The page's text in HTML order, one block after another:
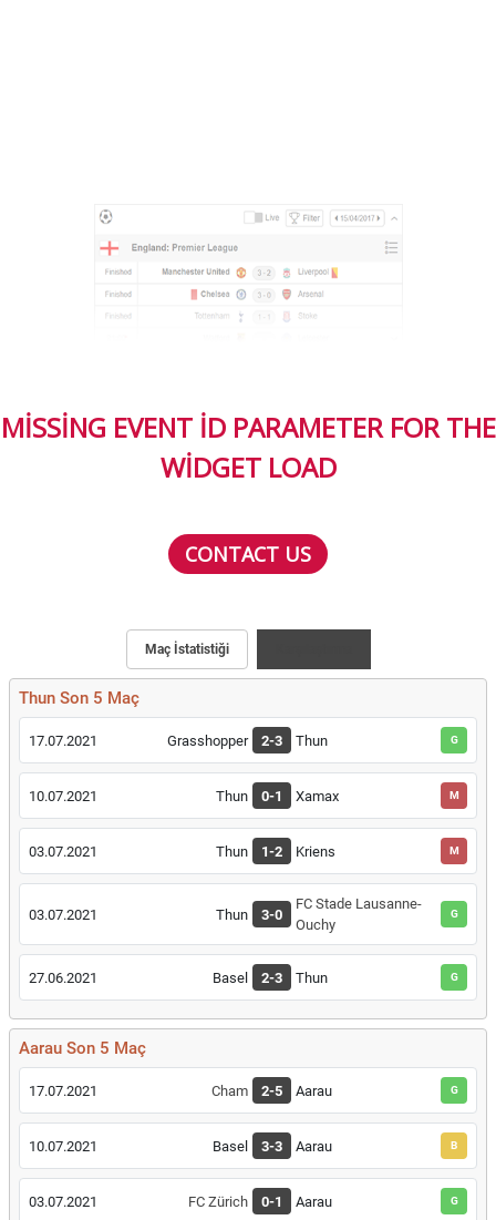
MISSING EVENT ID PARAMETER FOR THE
WIDGET LOAD
CONTACT US
Maç İstatistiği
Thun Son 5 Maç
17.07.2021 Grasshopper 2-3 Thun G
10.07.2021 Thun 0-1 Xamax M
03.07.2021 Thun 1-2 Kriens M
03.07.2021 Thun 3-0
FC Stade Lausanne-
Ouchy
G
27.06.2021 Basel 2-3 Thun G
Aarau Son 5 Maç
17.07.2021 Cham 2-5 Aarau G
10.07.2021 Basel 3-3 Aarau B
03.07.2021 FC Zürich 0-1 Aarau G